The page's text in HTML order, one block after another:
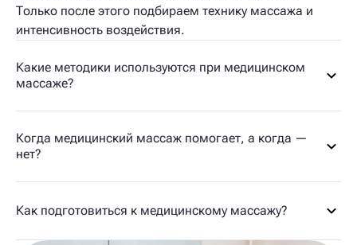
Только после этого подбираем технику массажа и
интенсивность воздействия.
Какие методики используются при медицинском
массаже?
Когда медицинский массаж помогает, а когда —
нет?
Как подготовиться к медицинскому массажу?